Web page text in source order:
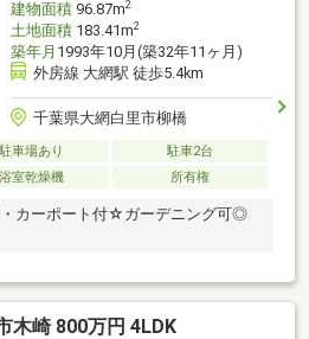
建物面積96.87m2
土地面積183.41m2
築年月 1993年10月(築32年11ヶ月)
外房線 大網駅 徒歩5.4km
千葉県大網白里市柳橋
駐車場あり
駐車2台
浴室乾燥機 所有権
カーポート付☆ガーデニング可◎
木崎 800万円 4LDK